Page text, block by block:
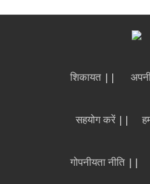
शिकायत ||
सहयोग करें ||
गोपनीयता नीति ||